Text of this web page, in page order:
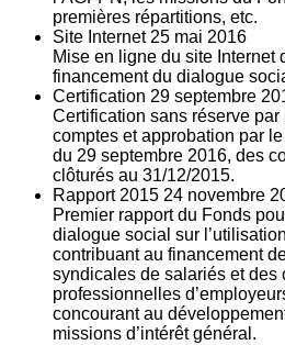
premières répartitions, etc.
Site Internet 25 mai 2016
Mise en ligne du site Internet
financement du dialogue
Certification 29 septembre
Certification sans réserve
comptes et approbation par
du 29 septembre 2016, des
clôturés au 31/12/2015.
Rapport 2015 24 novembre
Premier rapport du Fonds
dialogue social sur
contribuant au financement
syndicales de salariés et des
professionnelles
concourant au
missions d’intérêt général.